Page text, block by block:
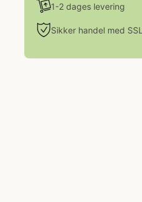
1-2 dages levering
Sikker handel med